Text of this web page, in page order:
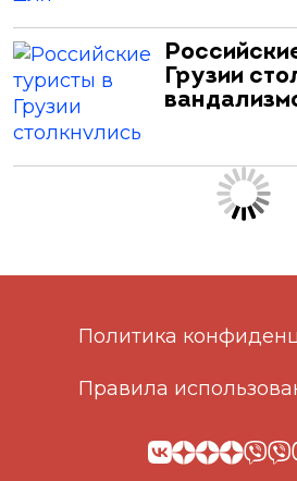
Грузии
Политика
Правила